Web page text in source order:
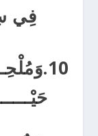
فِي
10.
حَيْــ